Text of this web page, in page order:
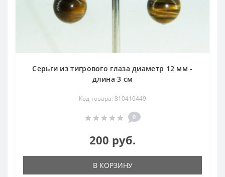
Серьги из тигрового глаза диаметр 12 мм -
длина 3 см
Код товара: 810410449
0
200 руб.
В КОРЗИНУ